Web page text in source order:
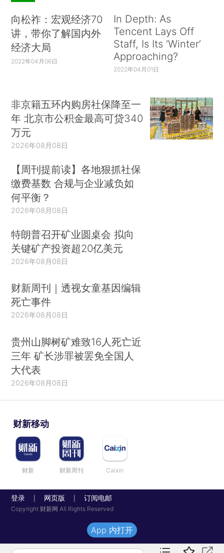
向松祚：宏观经济70
讲，带你了解国内外
经济大局
2022年04月06日
In Depth: As
Tencent Lays Off
Staff, Is Its ‘Winter’
Approaching?
2022年04月01日
非京籍五环内购房社保降至一
年 北京市公积金最高可贷340
万元
2026年08月08日
【周刊提前读】各地狠抓社保
缴费基数 合规与企业减负如
何平衡？
2026年08月08日
特朗普召开矿业圆桌会 拟向
关键矿产投资超20亿美元
2026年08月08日
财新周刊｜透视女童基因编辑
死亡事件
2026年08月08日
贵州山脚树矿难致16人死亡近
三年 矿长涉罪被罢免全国人
大代表
2026年08月08日
财新移动
财新 财新周刊 Caixin
登录 网页版 订阅电邮
Copyright 财新网 All Rights Reserved
App 内打开